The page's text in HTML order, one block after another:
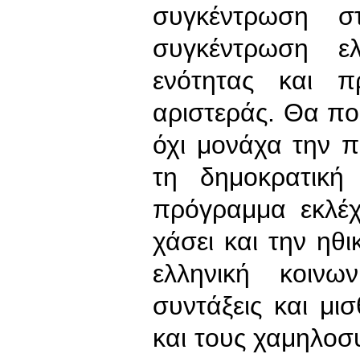
συγκέντρωση
συγκέντρωση
ενότητας και
αριστεράς. Θα
όχι μονάχα την
τη
πρόγραμμα
χάσει και την
ελληνική
συντάξεις και
και τους